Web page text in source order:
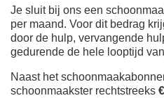
Je sluit bij ons een
per maand. Voor dit bedrag
door de hulp, vervangende
gedurende de hele looptijd
Naast het
schoonmaakster rechtstreeks